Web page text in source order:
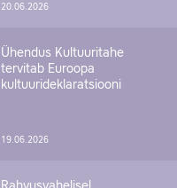
20.06.2026
Ühendus Kultuuritahe
tervitab Euroopa
kultuurideklaratsiooni
19.06.2026